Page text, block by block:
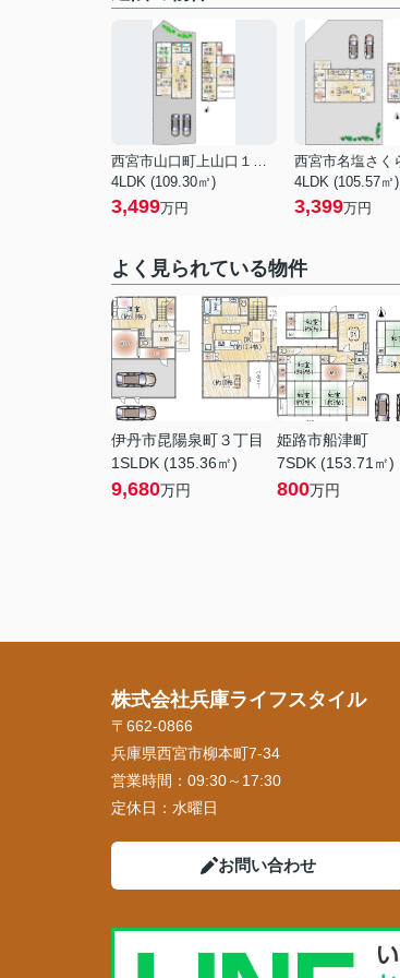
西宮市山口町上山口１丁目
4LDK (109.30㎡)
3,499万円
4LDK (105.57㎡)
3,399万円
よく見られている物件
伊丹市昆陽泉町３丁目
1SLDK (135.36㎡)
9,680万円
姫路市船津町
7SDK (153.71㎡)
800万円
株式会社兵庫ライフスタイル
〒662-0866
兵庫県西宮市柳本町7-34
営業時間： 09:30～17:30
定休日： 水曜日
お問い合わせ